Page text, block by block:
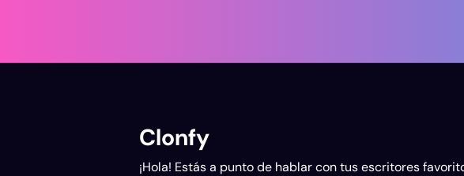
Clonfy
¡Hola! Estás a punto de hablar con tus escritores